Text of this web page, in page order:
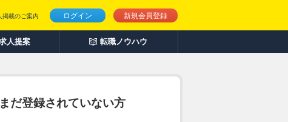
ログイン 新規会員登録
掲載のご案内
人提案 転職ノウハウ
まだ登録されていない方